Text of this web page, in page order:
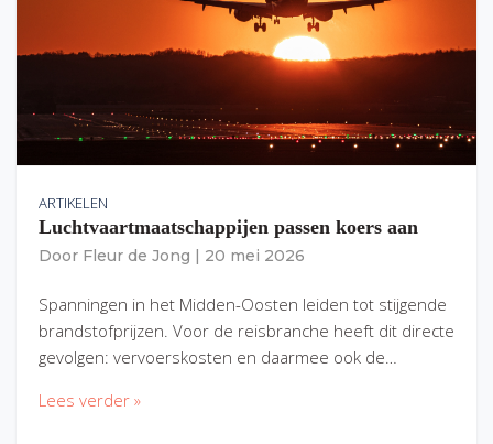
ARTIKELEN
Luchtvaartmaatschappijen passen koers aan
Door Fleur de Jong 20 mei 2026
Spanningen in het Midden-Oosten leiden tot stijgende
brandstofprijzen. Voor de reisbranche heeft dit directe
gevolgen: vervoerskosten en daarmee ook de…
Lees verder »